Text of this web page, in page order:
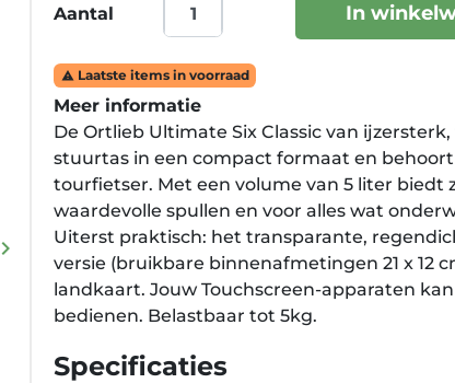
Volgende
keyboard_arrow_right
Aantal In
 Laatste items in voorraad
Meer informatie
De Ortlieb Ultimate Six Classic van
stuurtas in een compact formaat en
tourfietser. Met een volume van 5 liter biedt
waardevolle spullen en voor alles wat
Uiterst praktisch: het transparante,
versie (bruikbare binnenafmetingen 21 x 12
landkaart. Jouw Touchscreen-apparaten
bedienen. Belastbaar tot 5kg.
Specificaties